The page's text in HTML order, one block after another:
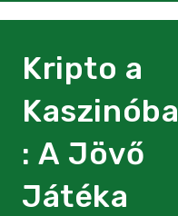
Kripto a
: A Jövő
Játéka